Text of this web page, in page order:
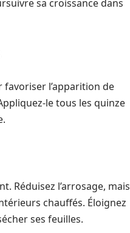
sa croissance dans
favoriser l’apparition de
le tous les quinze
Réduisez l’arrosage, mais
chauffés. Éloignez
ses feuilles.